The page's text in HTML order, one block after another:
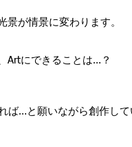
が情景に変わります。
Artにできることは…？
ば…と願いながら創作し